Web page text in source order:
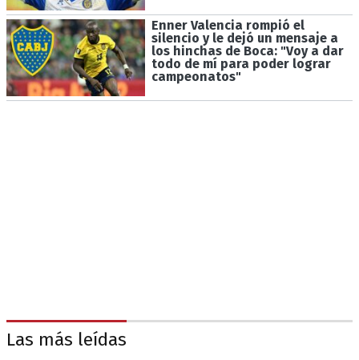
Enner Valencia rompió el
silencio y le dejó un mensaje a
los hinchas de Boca: "Voy a dar
todo de mí para poder lograr
campeonatos"
Las más leídas